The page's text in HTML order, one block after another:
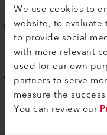
We use cookies to
website, to evaluate
to provide social
with more relevant
used for our own
partners to serve
measure the
You can review our
Proceso de
Proceso de